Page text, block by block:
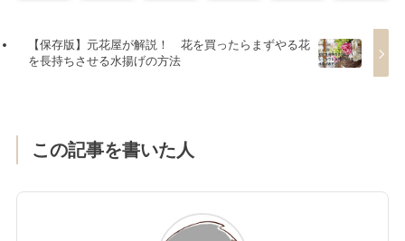
【保存版】元花屋が解説！ 花を買ったらまずやる花
を長持ちさせる水揚げの方法
この記事を書いた人